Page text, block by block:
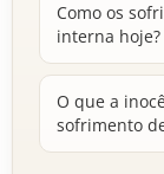
Como os
interna hoje?
O que a
sofrimento